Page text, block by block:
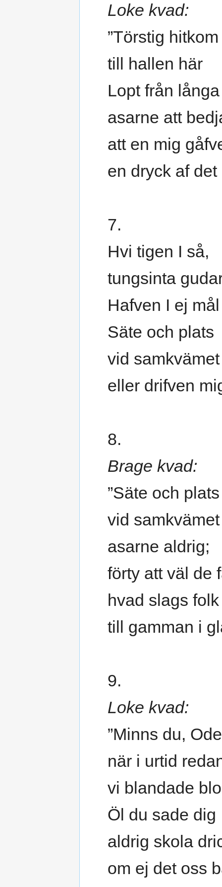
Loke kvad:
”Törstig hitkom
till hallen här
Lopt från
asarne att
att en mig
en dryck af
7.
Hvi tigen I så,
tungsinta
Hafven I ej
Säte och plats
vid
eller drifven
8.
Brage kvad:
”Säte och plats
vid
asarne aldrig;
förty att väl de
hvad slags
till gamman i
9.
Loke kvad:
”Minns du,
när i urtid
vi blandade
Öl du sade dig
aldrig skola
om ej det oss